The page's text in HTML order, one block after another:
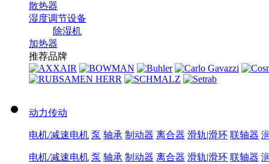
散热器
湿度调节设备
除湿机
加热器
推荐品牌
动力传动
电机/减速电机 泵 轴承 制动器 离合器 滑轨|滑环 联轴器
电机/减速电机 泵 轴承 制动器 离合器 滑轨|滑环 联轴器